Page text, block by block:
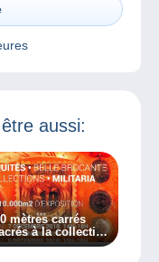
aussi:
mètres carrés
à la collection
ce week-end à